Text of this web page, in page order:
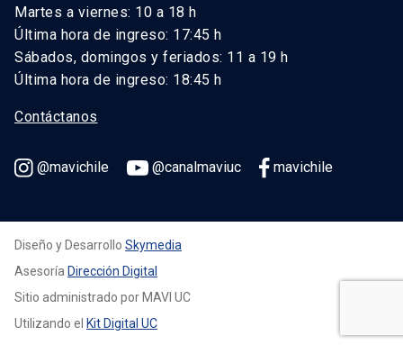
Martes a viernes: 10 a 18 h
Última hora de ingreso: 17:45 h
Sábados, domingos y feriados: 11 a 19 h
Última hora de ingreso: 18:45 h
Contáctanos
@mavichile @canalmaviuc mavichile
Diseño y Desarrollo Skymedia
Asesoría Dirección Digital
Sitio administrado por MAVI UC
Utilizando el Kit Digital UC